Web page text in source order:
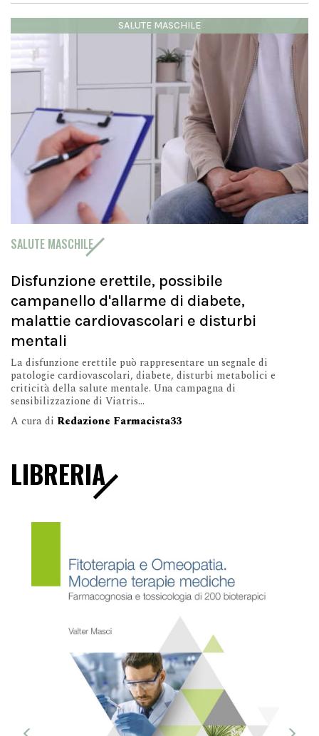
SALUTE MASCHILE
SALUTE MASCHILE
Disfunzione erettile, possibile
campanello d'allarme di diabete,
malattie cardiovascolari e disturbi
mentali
La disfunzione erettile può rappresentare un segnale di
patologie cardiovascolari, diabete, disturbi metabolici e
criticità della salute mentale. Una campagna di
sensibilizzazione di Viatris...
A cura di Redazione Farmacista33
LIBRERIA